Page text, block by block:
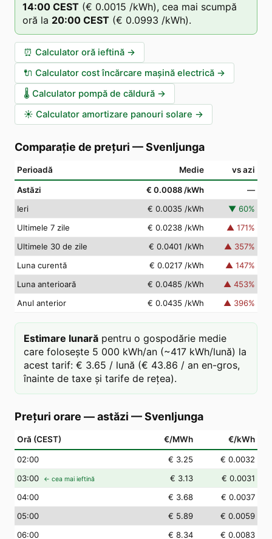
14:00 CEST (€ 0.0015 /kWh), cea mai scumpă
oră la 20:00 CEST (€ 0.0993 /kWh).
⏰ Calculator oră ieftină →
🔌 Calculator cost încărcare mașină electrică →
🌡️ Calculator pompă de căldură →
☀️ Calculator amortizare panouri solare →
Comparație de prețuri —Svenljunga
Perioadă Medie vs azi
Astăzi € 0.0088 /kWh
—
Ieri
€ 0.0035 /kWh ▼ 60%
Ultimele 7 zile
€ 0.0238 /kWh ▲ 171%
Ultimele 30 de zile
€ 0.0401 /kWh ▲ 357%
Luna curentă
€ 0.0217 /kWh ▲ 147%
Luna anterioară
€ 0.0485 /kWh ▲ 453%
Anul anterior
€ 0.0435 /kWh ▲ 396%
Estimare lunară pentru o gospodărie medie
care folosește 5 000 kWh/an (~417 kWh/lună) la
acest tarif: € 3.65 / lună (€ 43.86 / an en-gros,
înainte de taxe și tarife de rețea).
Prețuri orare — astăzi —Svenljunga
Oră (CEST) €/MWh €/kWh
02:00 € 3.25
€ 0.0032
03:00 ← cea mai ieftină € 3.13
€ 0.0031
04:00 € 3.68
€ 0.0037
05:00 € 5.89
€ 0.0059
06:00 € 8.34
€ 0.0083